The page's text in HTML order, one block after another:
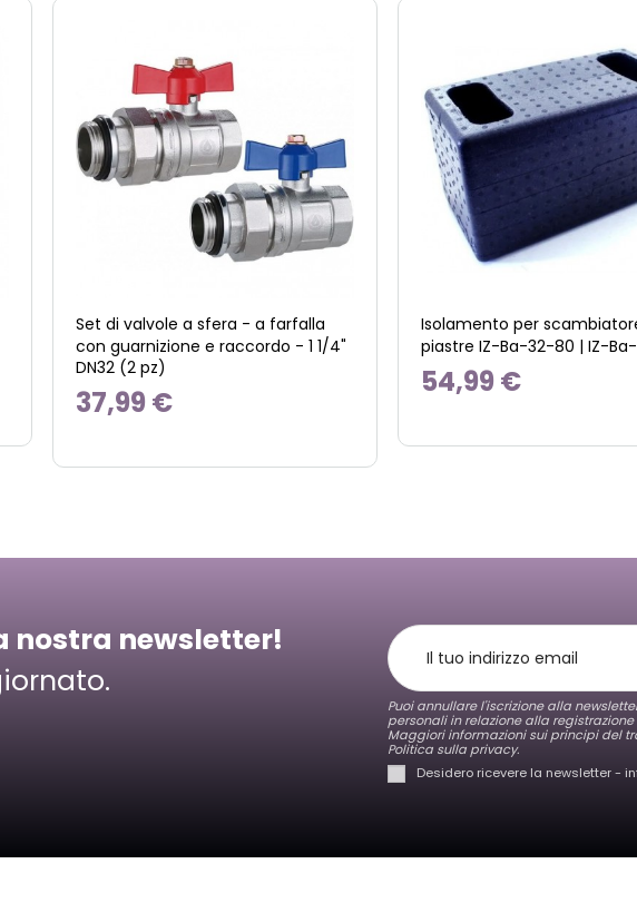
Set di valvole a sfera - a farfalla
con guarnizione e raccordo - 1 1/4"
DN32 (2 pz)
37,99 €
Isolamento per
piastre IZ-Ba-32-80 | IZ-
54,99 €
nostra newsletter!
Puoi annullare l'iscrizione alla
personali in relazione alla
Maggiori informazioni sui principi del
Politica sulla privacy.
Desidero ricevere la newsletter -